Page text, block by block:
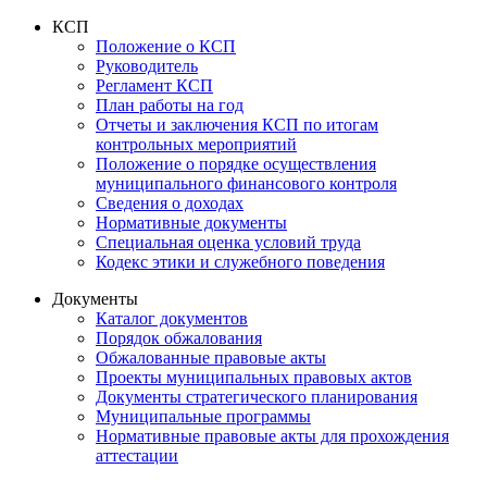
КСП
Положение о КСП
Руководитель
Регламент КСП
План работы на год
Отчеты и заключения КСП по итогам
контрольных мероприятий
Положение о порядке осуществления
муниципального финансового контроля
Сведения о доходах
Нормативные документы
Специальная оценка условий труда
Кодекс этики и служебного поведения
Документы
Каталог документов
Порядок обжалования
Обжалованные правовые акты
Проекты муниципальных правовых актов
Документы стратегического планирования
Муниципальные программы
Нормативные правовые акты для прохождения
аттестации